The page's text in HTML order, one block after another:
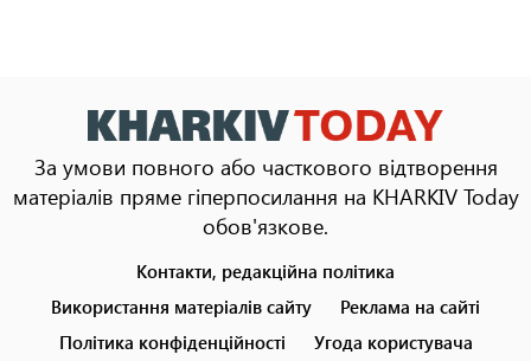
За умови повного або часткового відтворення
матеріалів пряме гіперпосилання на KHARKIV Today
обов'язкове.
menu
Контакти, редакційна політика
Використання матеріалів сайту
Реклама на сайті
Політика конфіденційності
Угода користувача